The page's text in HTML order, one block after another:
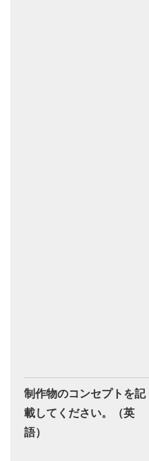
制作物のコンセプトを記
載してください。（英
語）